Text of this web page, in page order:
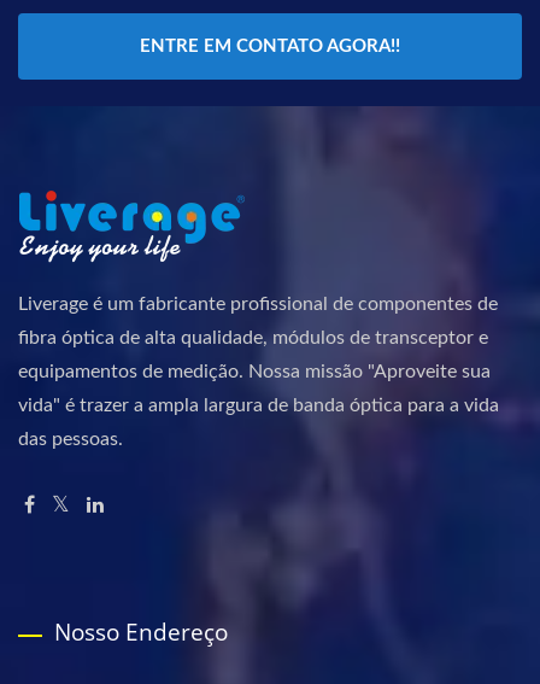
ENTRE EM CONTATO AGORA!!
Liverage é um fabricante profissional de componentes de
fibra óptica de alta qualidade, módulos de transceptor e
equipamentos de medição. Nossa missão "Aproveite sua
vida" é trazer a ampla largura de banda óptica para a vida
das pessoas.
Nosso Endereço